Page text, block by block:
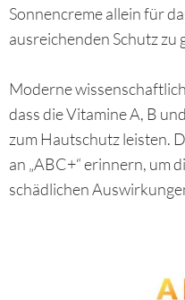
Sonnencreme allein für
ausreichenden Schutz zu
Moderne
dass die Vitamine A, B
zum Hautschutz leisten.
an „ABC+“ erinnern, um
schädlichen